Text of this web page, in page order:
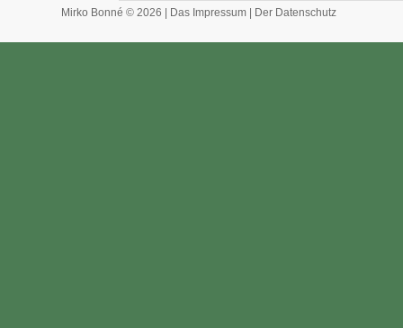
Mirko Bonné © 2026 |
Das Impressum Der Datenschutz